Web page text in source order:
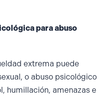
para abuso
extrema puede
o abuso psicológico
humillación, amenazas e